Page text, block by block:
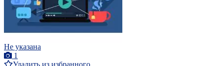
Не указана
1
Удалить из избранного